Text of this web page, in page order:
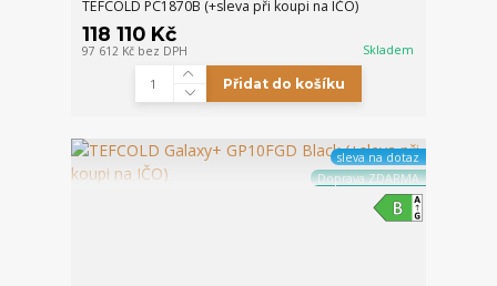
TEFCOLD PC1870B (+sleva při koupi na IČO)
118 110 Kč
97 612 Kč bez DPH Skladem
Přidat do košíku
sleva na dotaz
Doprava ZDARMA